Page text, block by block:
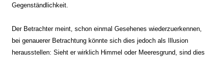
Gegenständlichkeit.
Der Betrachter meint, schon einmal Gesehenes wiederzuerkennen,
bei genauerer Betrachtung könnte sich dies jedoch als Illusion
herausstellen: Sieht er wirklich Himmel oder Meeresgrund, sind dies